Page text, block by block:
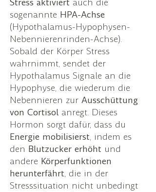
sogenannte HPA-Achse
(Hypothalamus-Hypophysen-
Nebennierenrinden-Achse).
Sobald der Körper Stress
wahrnimmt, sendet der
Hypothalamus Signale an die
Hypophyse, die wiederum die
Nebennieren zur Ausschüttung
von Cortisol anregt. Dieses
Hormon sorgt dafür, dass du
Energie mobilisierst, indem es
den Blutzucker erhöht und
andere Körperfunktionen
herunterfährt, die in der
Stresssituation nicht unbedingt